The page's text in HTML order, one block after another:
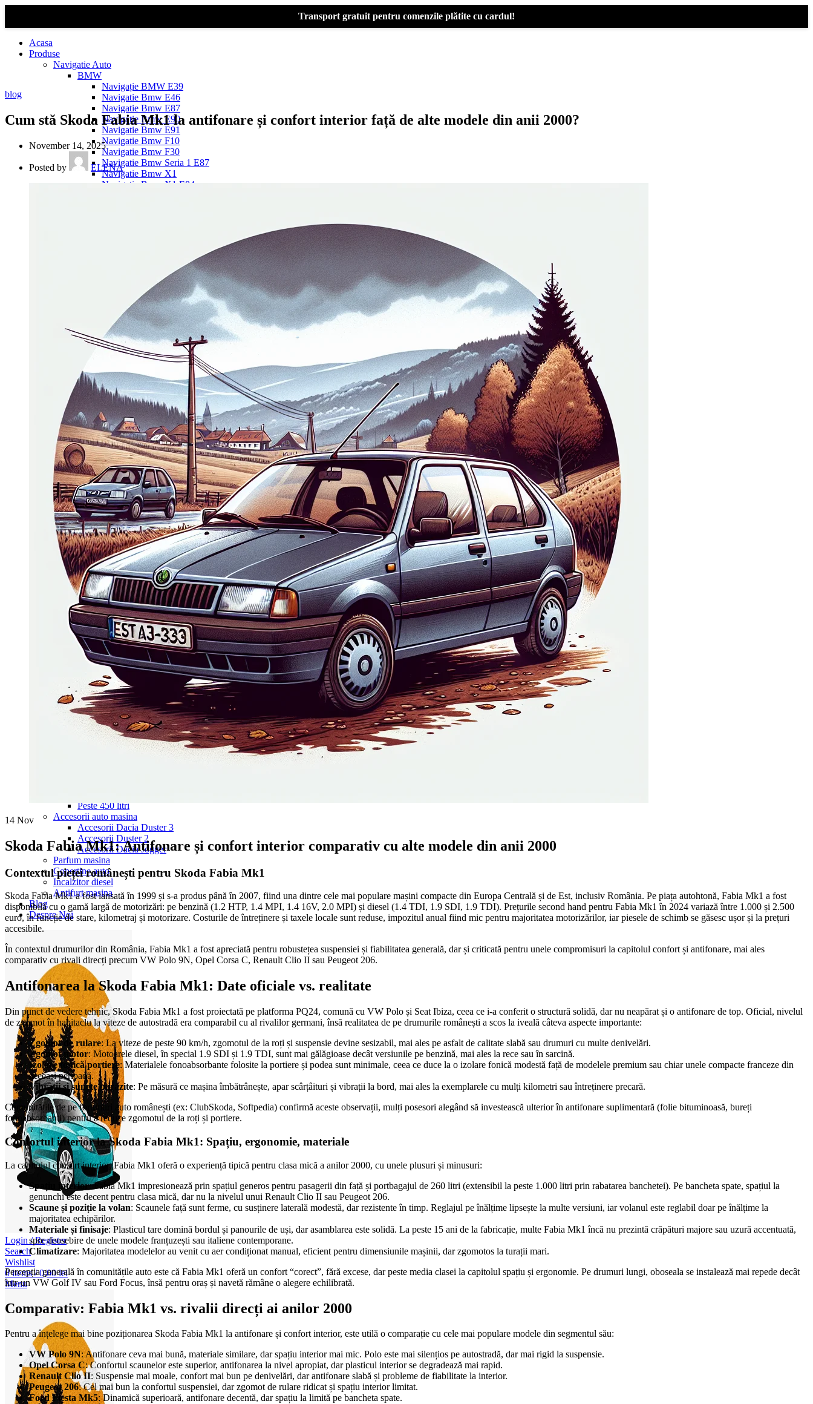
Transport gratuit pentru comenzile plătite cu cardul!
Acasa
Produse
Navigatie Auto
BMW
Navigație BMW E39
Navigatie Bmw E46
Navigatie Bmw E87
Navigatie Bmw E90
Navigatie Bmw E91
Navigatie Bmw F10
Navigatie Bmw F30
Navigatie Bmw Seria 1 E87
Navigatie Bmw X1
Navigatie Bmw X1 E84
Navigație Dacia Logan 1 (2004–2012)
Navigație Dacia Logan 2 (2012–2020)
Navigație Dacia Logan 3 (2020–Prezent)
Navigatie Duster 2011
Navigatie Duster 2019
Navigatie Audi A3 8p
Navigatie Audi A4
Navigatie Audi A4 B6
Navigatie Audi A4 B7
Navigatie Audi A4 B8
Navigatie Audi A5
Navigatie Audi A6 C5
Navigatie Audi A6 C6
Navigatie Audi A6 C7
Navigatie Audi Q5
Ford
Navigație Ford Fiesta
Navigație Ford Focus 1
Navigație Ford Focus 2
Navigație Ford Focus MK3
Navigație Ford Mondeo MK3
Navigație Ford Mondeo MK4
Navigație Ford Transit
Mercedes
Navigație Mercedes C Class W203
Navigație Mercedes C Class W204
Navigație Mercedes W203
Navigație Mercedes W204
Navigație Mercedes W211
Navigație Mercedes Sprinter
Passat
Navigație Passat B5
Navigație Passat B5 5
Navigație Passat B6
Navigație Passat B7
Navigație Passat B8
Navigație Passat CC
Skoda
Navigație Skoda Fabia 1
Navigație Skoda Fabia 2
Navigație Skoda Octavia 1
Navigație Skoda Octavia 2
Navigație Skoda Octavia 3
Navigație Skoda Rapid
Navigație Skoda Superb 1
Navigație Skoda Superb 2
Peste 450 litri
Accesorii auto masina
Accesorii Dacia Duster 3
Accesorii Duster 2
Accesorii Dacia Jogger
Parfum masina
Copertine auto
Incalzitor diesel
Antifurt masina
Blog
Despre Noi
Login / Register
Search
Wishlist
0items / 0,00lei
Menu
blog
Cum stă Skoda Fabia Mk1 la antifonare și confort interior față de alte modele din anii 2000?
November 14, 2025
Posted by ELENA
14 Nov
Skoda Fabia Mk1: Antifonare și confort interior comparativ cu alte modele din anii 2000
Contextul pieței românești pentru Skoda Fabia Mk1
Skoda Fabia Mk1 a fost lansată în 1999 și s-a produs până în 2007, fiind una dintre cele mai populare mașini compacte din Europa Centrală și de Est, inclusiv România. Pe piața autohtonă, Fabia Mk1 a fost
disponibilă cu o gamă largă de motorizări: pe benzină (1.2 HTP, 1.4 MPI, 1.4 16V, 2.0 MPI) și diesel (1.4 TDI, 1.9 SDI, 1.9 TDI). Prețurile second hand pentru Fabia Mk1 în 2024 variază între 1.000 și 2.500
euro, în funcție de stare, kilometraj și motorizare. Costurile de întreținere și taxele locale sunt reduse, impozitul anual fiind mic pentru majoritatea motorizărilor, iar piesele de schimb se găsesc ușor și la prețuri
accesibile.
În contextul drumurilor din România, Fabia Mk1 a fost apreciată pentru robustețea suspensiei și fiabilitatea generală, dar și criticată pentru unele compromisuri la capitolul confort și antifonare, mai ales
comparativ cu rivali direcți precum VW Polo 9N, Opel Corsa C, Renault Clio II sau Peugeot 206.
Antifonarea la Skoda Fabia Mk1: Date oficiale vs. realitate
Din punct de vedere tehnic, Skoda Fabia Mk1 a fost proiectată pe platforma PQ24, comună cu VW Polo și Seat Ibiza, ceea ce i-a conferit o structură solidă, dar nu neapărat și o antifonare de top. Oficial, nivelul
de zgomot în habitaclu la viteze de autostradă era comparabil cu al rivalilor germani, însă realitatea de pe drumurile românești a scos la iveală câteva aspecte importante:
Zgomot de rulare: La viteze de peste 90 km/h, zgomotul de la roți și suspensie devine sesizabil, mai ales pe asfalt de calitate slabă sau drumuri cu multe denivelări.
Zgomot motor: Motoarele diesel, în special 1.9 SDI și 1.9 TDI, sunt mai gălăgioase decât versiunile pe benzină, mai ales la rece sau în sarcină.
Izolare fonică portiere: Materialele fonoabsorbante folosite la portiere și podea sunt minimale, ceea ce duce la o izolare fonică modestă față de modelele premium sau chiar unele compacte franceze din
aceeași perioadă.
Vibrații și sunete parazite: Pe măsură ce mașina îmbătrânește, apar scârțâituri și vibrații la bord, mai ales la exemplarele cu mulți kilometri sau întreținere precară.
Comunitățile de pe forumuri auto românești (ex: ClubSkoda, Softpedia) confirmă aceste observații, mulți posesori alegând să investească ulterior în antifonare suplimentară (folie bituminoasă, bureți
fonoabsorbanti) pentru a reduce zgomotul de la roți și portiere.
Confortul interior la Skoda Fabia Mk1: Spațiu, ergonomie, materiale
La capitolul confort interior, Fabia Mk1 oferă o experiență tipică pentru clasa mică a anilor 2000, cu unele plusuri și minusuri:
Spațiu interior: Fabia Mk1 impresionează prin spațiul generos pentru pasagerii din față și portbagajul de 260 litri (extensibil la peste 1.000 litri prin rabatarea banchetei). Pe bancheta spate, spațiul la
genunchi este decent pentru clasa mică, dar nu la nivelul unui Renault Clio II sau Peugeot 206.
Scaune și poziție la volan: Scaunele față sunt ferme, cu susținere laterală modestă, dar rezistente în timp. Reglajul pe înălțime lipsește la multe versiuni, iar volanul este reglabil doar pe înălțime la
majoritatea echipărilor.
Materiale și finisaje: Plasticul tare domină bordul și panourile de uși, dar asamblarea este solidă. La peste 15 ani de la fabricație, multe Fabia Mk1 încă nu prezintă crăpături majore sau uzură accentuată,
spre deosebire de unele modele franțuzești sau italiene contemporane.
Climatizare: Majoritatea modelelor au venit cu aer condiționat manual, eficient pentru dimensiunile mașinii, dar zgomotos la turații mari.
Percepția generală în comunitățile auto este că Fabia Mk1 oferă un confort “corect”, fără excese, dar peste media clasei la capitolul spațiu și ergonomie. Pe drumuri lungi, oboseala se instalează mai repede decât
într-un VW Golf IV sau Ford Focus, însă pentru oraș și navetă rămâne o alegere echilibrată.
Comparativ: Fabia Mk1 vs. rivalii direcți ai anilor 2000
Pentru a înțelege mai bine poziționarea Skoda Fabia Mk1 la antifonare și confort interior, este utilă o comparație cu cele mai populare modele din segmentul său:
VW Polo 9N: Antifonare ceva mai bună, materiale similare, dar spațiu interior mai mic. Polo este mai silențios pe autostradă, dar mai rigid la suspensie.
Opel Corsa C: Confortul scaunelor este superior, antifonarea la nivel apropiat, dar plasticul interior se degradează mai rapid.
Renault Clio II: Suspensie mai moale, confort mai bun pe denivelări, dar antifonare slabă și probleme de fiabilitate la interior.
Peugeot 206: Cel mai bun la confortul suspensiei, dar zgomot de rulare ridicat și spațiu interior limitat.
Ford Fiesta Mk5: Dinamică superioară, antifonare decentă, dar spațiu la limită pe bancheta spate.